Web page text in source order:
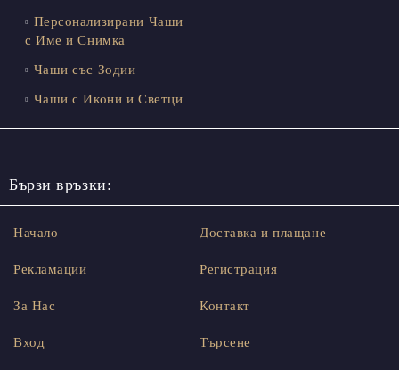
Персонализирани Чаши
с Име и Снимка
Чаши със Зодии
Чаши с Икони и Светци
Бързи връзки:
Начало
Рекламации
За Нас
Вход
Доставка и плащане
Регистрация
Контакт
Търсене